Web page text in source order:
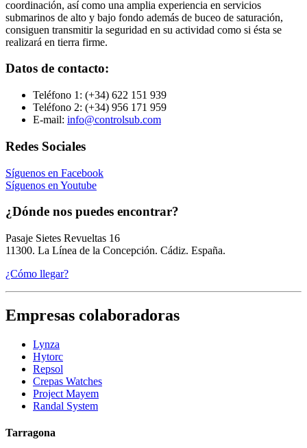
coordinación, así como una amplia experiencia en servicios
submarinos de alto y bajo fondo además de buceo de saturación,
consiguen transmitir la seguridad en su actividad como si ésta se
realizará en tierra firme.
Datos de contacto:
Teléfono 1: (+34) 622 151 939
Teléfono 2: (+34) 956 171 959
E-mail: info@controlsub.com
Redes Sociales
Síguenos en Facebook
Síguenos en Youtube
¿Dónde nos puedes encontrar?
Pasaje Sietes Revueltas 16
11300. La Línea de la Concepción. Cádiz. España.
¿Cómo llegar?
Empresas colaboradoras
Lynza
Hytorc
Repsol
Crepas Watches
Project Mayem
Randal System
Tarragona